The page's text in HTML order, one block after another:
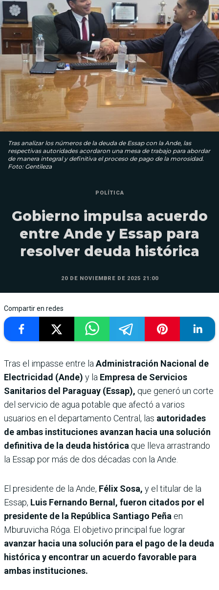
Tras analizar los números de la deuda de Essap con la Ande, las
respectivas autoridades acordaron una mesa de trabajo para abordar
de manera integral y definitiva el proceso de pago de la morosidad.
Foto: Gentileza
POLÍTICA
Gobierno impulsa acuerdo
entre Ande y Essap para
resolver deuda histórica
20 DE NOVIEMBRE DE 2025 21:00
Compartir en redes
Tras el impasse entre laAdministración Nacional de
Electricidad (Ande) y la Empresa de Servicios
Sanitarios del Paraguay (Essap), que generó un corte
del servicio de agua potable que afectó a varios
usuarios en el departamento Central, las autoridades
de ambas instituciones avanzan hacia una solución
definitiva de la deuda histórica que lleva arrastrando
la Essap por más de dos décadas con la Ande.
El presidente de la Ande, Félix Sosa, y el titular de la
Essap, Luis Fernando Bernal, fueron citados por el
presidente de la República Santiago Peña en
Mburuvicha Róga. El objetivo principal fue lograr
avanzar hacia una solución para el pago de la deuda
histórica y encontrar un acuerdo favorable para
ambas instituciones.